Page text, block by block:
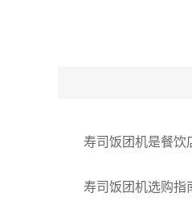
寿司饭团机是餐饮店
寿司饭团机选购指